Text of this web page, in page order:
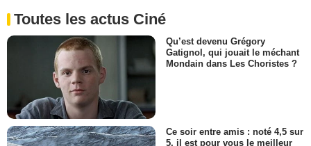
Toutes les actus Ciné
Qu’est devenu Grégory
Gatignol, qui jouait le méchant
Mondain dans Les Choristes ?
Ce soir entre amis : noté 4,5 sur
5, il est pour vous le meilleur